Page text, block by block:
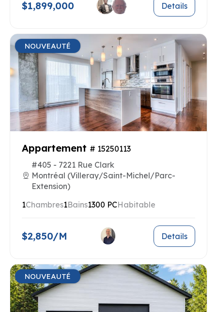
$1,899,000 Details
NOUVEAUTÉ
Appartement # 15250113
#405 - 7221 Rue Clark
Montréal (Villeray/Saint-Michel/Parc-
Extension)
1Chambres1Bains1300 PCHabitable
$2,850/M Details
NOUVEAUTÉ